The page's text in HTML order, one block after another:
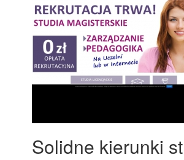
Solidne kierunki